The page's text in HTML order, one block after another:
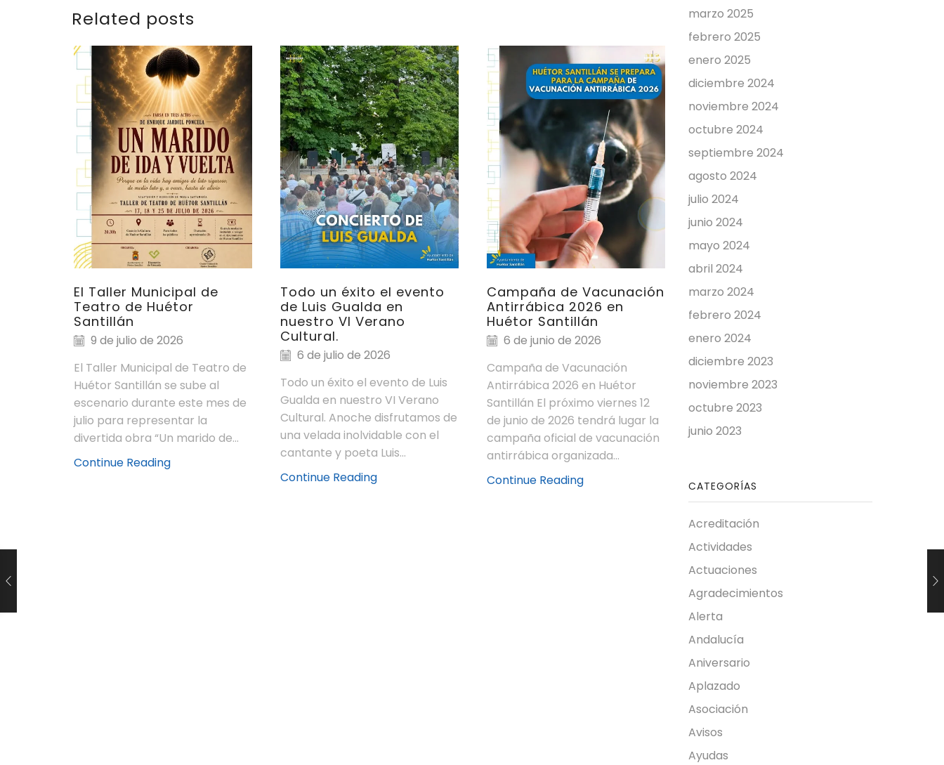
Related posts
El Taller Municipal de
Teatro de Huétor
Santillán
9 de julio de 2026
El Taller Municipal de Teatro de
Huétor Santillán se sube al
escenario durante este mes de
julio para representar la
divertida obra “Un marido de...
Continue Reading
Todo un éxito el evento
de Luis Gualda en
nuestro VI Verano
Cultural.
6 de julio de 2026
Todo un éxito el evento de Luis
Gualda en nuestro VI Verano
Cultural. Anoche disfrutamos de
una velada inolvidable con el
cantante y poeta Luis...
Continue Reading
Campaña de Vacunación
Antirrábica 2026 en
Huétor Santillán
6 de junio de 2026
Campaña de Vacunación
Antirrábica 2026 en Huétor
Santillán El próximo viernes 12
de junio de 2026 tendrá lugar la
campaña oficial de vacunación
antirrábica organizada...
Continue Reading
Desde el Ayuntamiento
expresamos nuestras
más sinceras
condolencias
11 de mayo de 2026
Desde el Ayuntamiento
expresamos nuestras más
trágico fallecimiento de los
Guardias Civiles en Huelva.
Queremos trasladar todo
marzo 2025
febrero 2025
enero 2025
diciembre 2024
noviembre 2024
octubre 2024
septiembre 2024
agosto 2024
julio 2024
junio 2024
mayo 2024
abril 2024
marzo 2024
febrero 2024
enero 2024
diciembre 2023
noviembre 2023
octubre 2023
junio 2023
CATEGORÍAS
Acreditación
Actividades
Actuaciones
Agradecimientos
Alerta
Andalucía
Aniversario
Aplazado
Asociación
Avisos
Ayudas